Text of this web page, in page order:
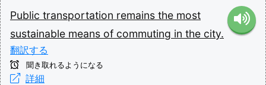
Public transportation remains the most
sustainable means of commuting in the city.
翻訳する
聞き取れるようになる
詳細